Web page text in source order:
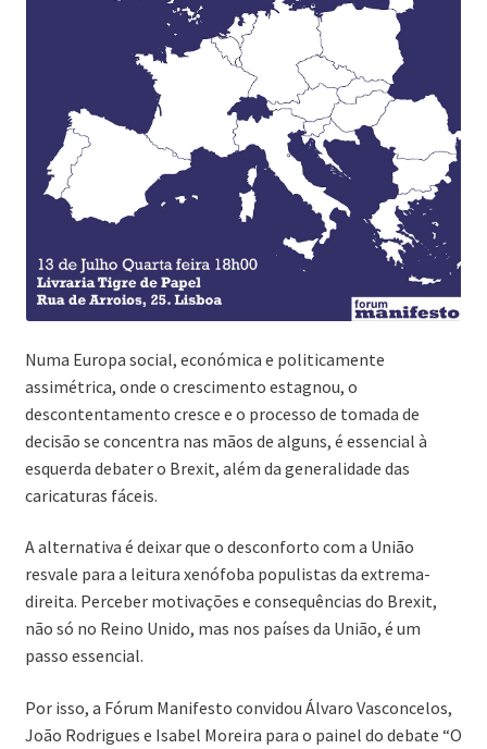
Numa Europa social, económica e politicamente
assimétrica, onde o crescimento estagnou, o
descontentamento cresce e o processo de tomada de
decisão se concentra nas mãos de alguns, é essencial à
esquerda debater o Brexit, além da generalidade das
caricaturas fáceis.
A alternativa é deixar que o desconforto com a União
resvale para a leitura xenófoba populistas da extrema-
direita. Perceber motivações e consequências do Brexit,
não só no Reino Unido, mas nos países da União, é um
passo essencial.
Por isso, a Fórum Manifesto convidou Álvaro Vasconcelos,
João Rodrigues e Isabel Moreira para o painel do debate “O